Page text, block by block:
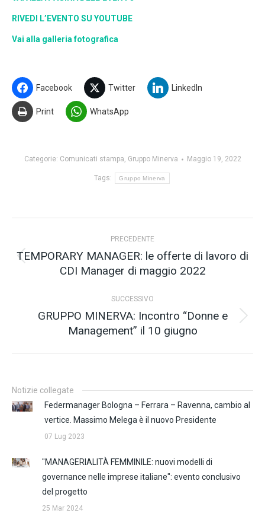
RIVEDI L’EVENTO SU YOUTUBE
Vai alla galleria fotografica
Facebook Twitter LinkedIn
Print WhatsApp
Categorie: Comunicati stampa, Gruppo Minerva Maggio 19, 2022
Tags: Gruppo Minerva
tra
post
PRECEDENTE
Post
precedente:
TEMPORARY MANAGER: le offerte di lavoro di
CDI Manager di maggio 2022
SUCCESSIVO
Prossimo
post:
GRUPPO MINERVA: Incontro “Donne e
Management” il 10 giugno
Notizie collegate
Federmanager Bologna – Ferrara – Ravenna, cambio al
vertice. Massimo Melega è il nuovo Presidente
07 Lug 2023
"MANAGERIALITÀ FEMMINILE: nuovi modelli di
governance nelle imprese italiane": evento conclusivo
del progetto
25 Mar 2024